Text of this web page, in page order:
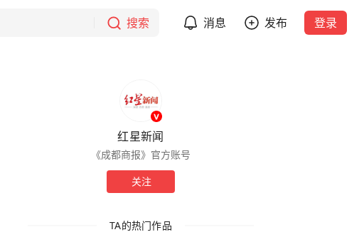
搜索 消息 发布 登录
红星新闻
《成都商报》官方账号
关注
TA的热门作品